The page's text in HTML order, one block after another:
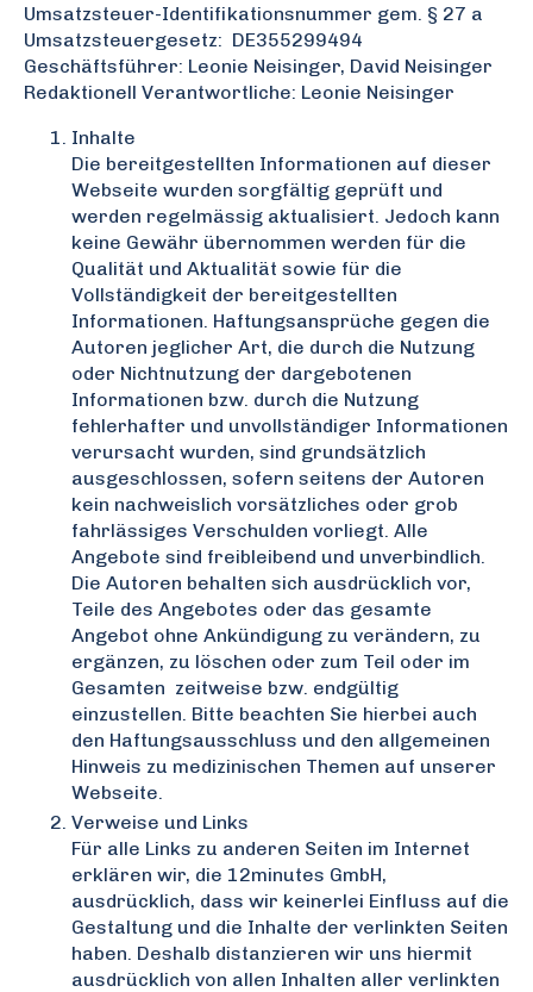
Umsatzsteuer-Identifikationsnummer gem. § 27 a
Umsatzsteuergesetz: DE355299494
Geschäftsführer: Leonie Neisinger, David Neisinger
Redaktionell Verantwortliche: Leonie Neisinger
Inhalte
Die bereitgestellten Informationen auf dieser
Webseite wurden sorgfältig geprüft und
werden regelmässig aktualisiert. Jedoch kann
keine Gewähr übernommen werden für die
Qualität und Aktualität sowie für die
Vollständigkeit der bereitgestellten
Informationen. Haftungsansprüche gegen die
Autoren jeglicher Art, die durch die Nutzung
oder Nichtnutzung der dargebotenen
Informationen bzw. durch die Nutzung
fehlerhafter und unvollständiger Informationen
verursacht wurden, sind grundsätzlich
ausgeschlossen, sofern seitens der Autoren
kein nachweislich vorsätzliches oder grob
fahrlässiges Verschulden vorliegt. Alle
Angebote sind freibleibend und unverbindlich.
Die Autoren behalten sich ausdrücklich vor,
Teile des Angebotes oder das gesamte
Angebot ohne Ankündigung zu verändern, zu
ergänzen, zu löschen oder zum Teil oder im
Gesamten zeitweise bzw. endgültig
einzustellen. Bitte beachten Sie hierbei auch
den Haftungsausschluss und den allgemeinen
Hinweis zu medizinischen Themen auf unserer
Webseite.
Verweise und Links
Für alle Links zu anderen Seiten im Internet
erklären wir, die 12minutes GmbH,
ausdrücklich, dass wir keinerlei Einfluss auf die
Gestaltung und die Inhalte der verlinkten Seiten
haben. Deshalb distanzieren wir uns hiermit
ausdrücklich von allen Inhalten aller verlinkten